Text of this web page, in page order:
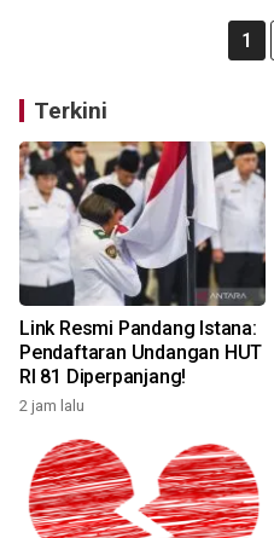
1
Terkini
Link Resmi Pandang Istana:
Pendaftaran Undangan HUT
RI 81 Diperpanjang!
2 jam lalu